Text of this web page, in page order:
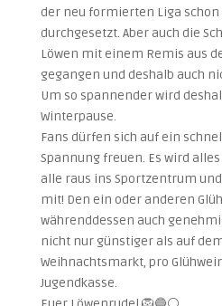
der neu formierten Liga
durchgesetzt. Aber auch die
Löwen mit einem Remis aus
gegangen und deshalb auch
Um so spannender wird
Winterpause.
Fans dürfen sich auf ein
Spannung freuen. Es wird
alle raus ins Sportzentrum
mit! Den ein oder anderen
währenddessen auch
nicht nur günstiger als auf
Weihnachtsmarkt, pro
Jugendkasse.